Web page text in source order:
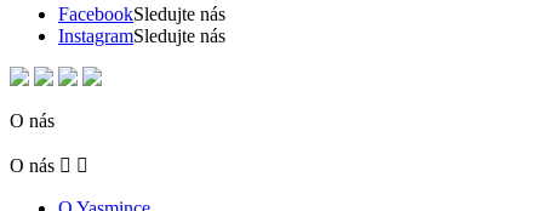
FacebookSledujte nás
InstagramSledujte nás
O nás
O nás  